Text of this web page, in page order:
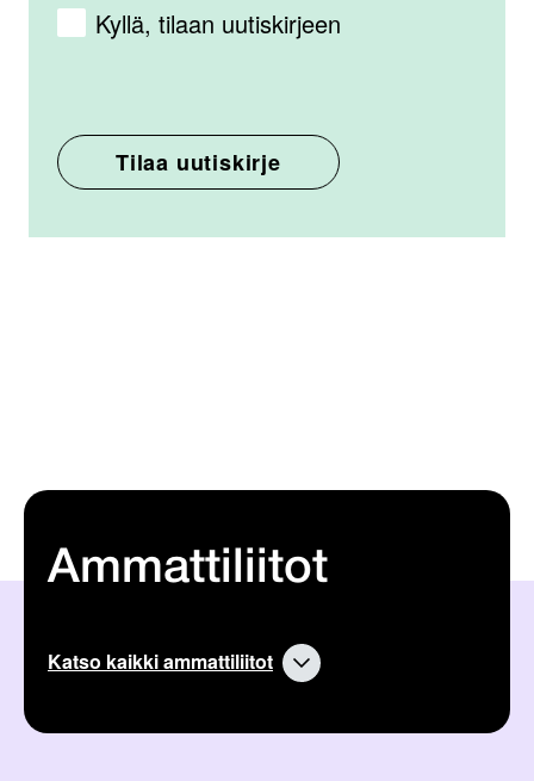
Kyllä, tilaan uutiskirjeen
Ammattiliitot
Katso kaikki ammattiliitot